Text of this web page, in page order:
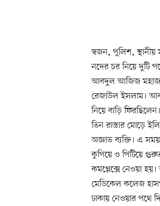
স্বজন, পুলিশ, স্থানীয়
নদের চর নিয়ে দুটি
আবদুল আজিজ মহাজন
রেজাউল ইসলাম।
নিয়ে বাড়ি
তিন রাস্তার মোড়ে
অজ্ঞাত ব্যক্তি। এ
কুপিয়ে ও পিটিয়ে
কমপ্লেক্সে নেওয়া
মেডিকেল কলেজ
ঢাকায় নেওয়ার পথে